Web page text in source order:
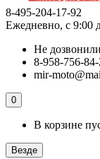
8-495-204-17-92
Ежедневно, с 9:00
Не
8-958-756-
mir-
0
В корзине
Везде